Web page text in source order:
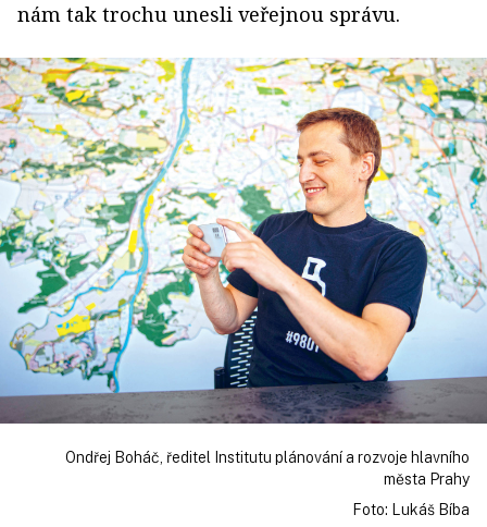
nám tak trochu unesli veřejnou správu.
Ondřej Boháč, ředitel Institutu plánování a rozvoje hlavního
města Prahy
Foto: Lukáš Bíba